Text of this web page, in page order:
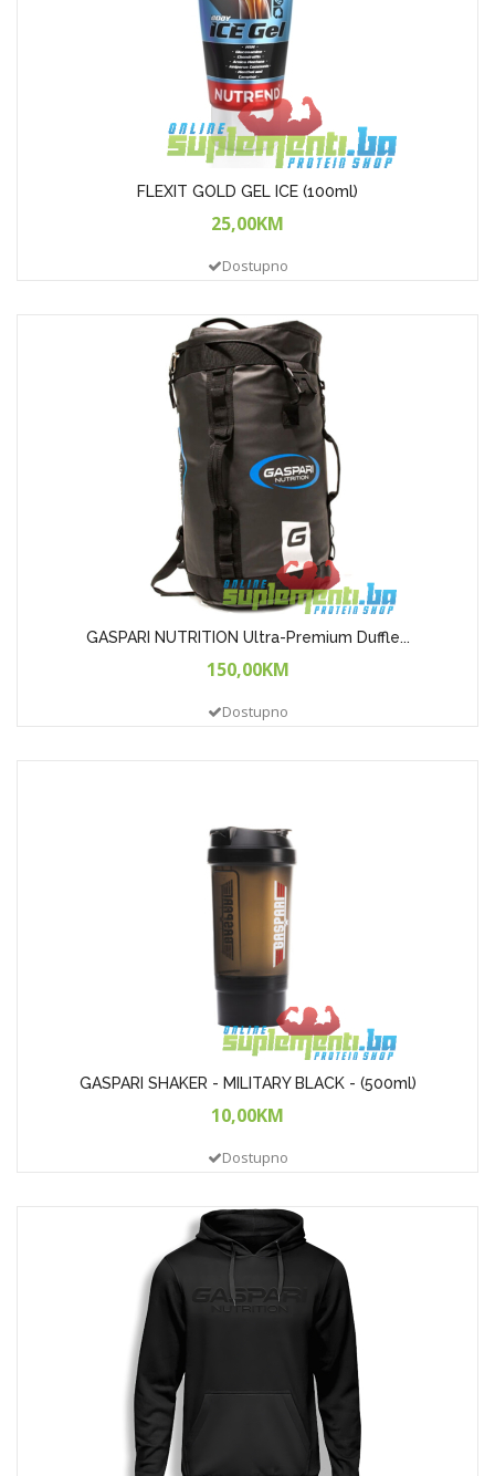
FLEXIT GOLD GEL ICE (100ml)
25,00KM
Dostupno
GASPARI NUTRITION Ultra-Premium Duffle...
150,00KM
Dostupno
GASPARI SHAKER - MILITARY BLACK - (500ml)
10,00KM
Dostupno